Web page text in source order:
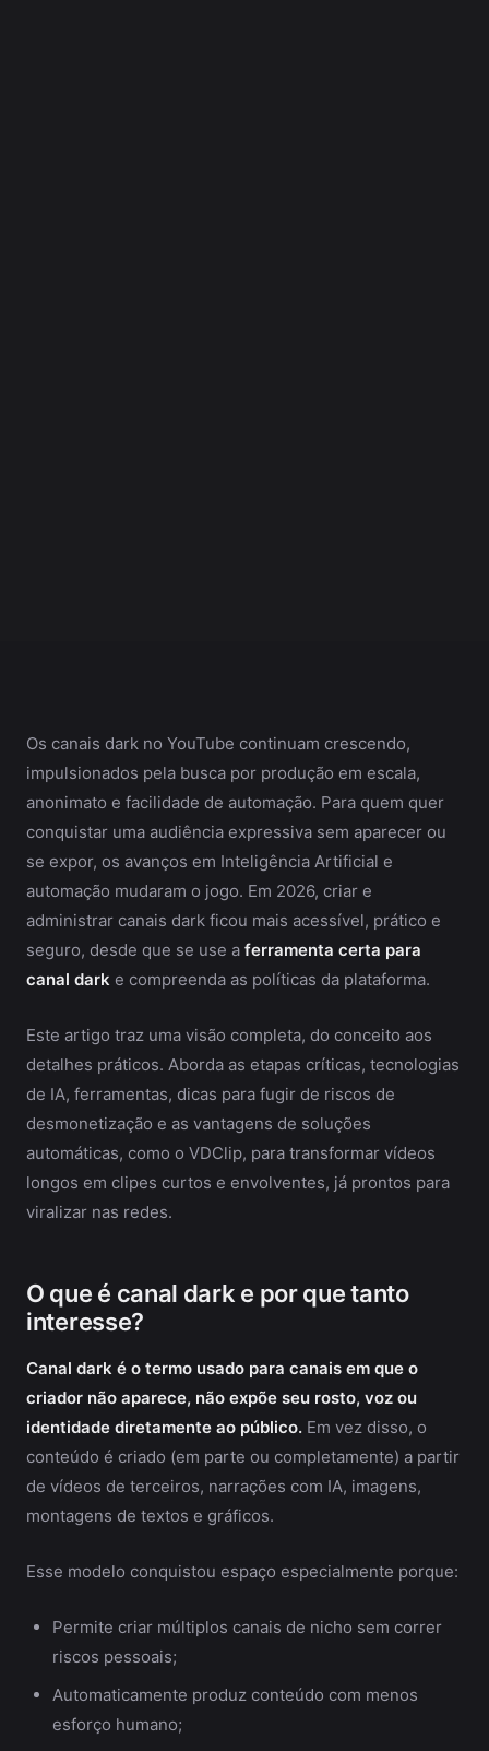
Os canais dark no YouTube continuam crescendo,
impulsionados pela busca por produção em escala,
anonimato e facilidade de automação. Para quem quer
conquistar uma audiência expressiva sem aparecer ou
se expor, os avanços em Inteligência Artificial e
automação mudaram o jogo. Em 2026, criar e
administrar canais dark ficou mais acessível, prático e
seguro, desde que se use a ferramenta certa para
canal dark e compreenda as políticas da plataforma.
Este artigo traz uma visão completa, do conceito aos
detalhes práticos. Aborda as etapas críticas, tecnologias
de IA, ferramentas, dicas para fugir de riscos de
desmonetização e as vantagens de soluções
automáticas, como o VDClip, para transformar vídeos
longos em clipes curtos e envolventes, já prontos para
viralizar nas redes.
O que é canal dark e por que tanto
interesse?
Canal dark é o termo usado para canais em que o
criador não aparece, não expõe seu rosto, voz ou
identidade diretamente ao público. Em vez disso, o
conteúdo é criado (em parte ou completamente) a partir
de vídeos de terceiros, narrações com IA, imagens,
montagens de textos e gráficos.
Esse modelo conquistou espaço especialmente porque:
Permite criar múltiplos canais de nicho sem correr
riscos pessoais;
Automaticamente produz conteúdo com menos
esforço humano;